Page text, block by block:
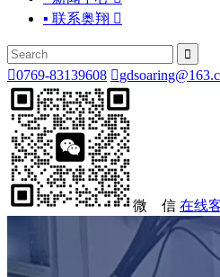
▪ 联系奥翔 

0769-83139608 
微 信 在线